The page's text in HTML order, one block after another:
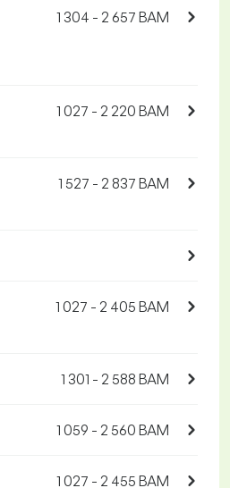
1 304 - 2 657 BAM
1 027 - 2 220 BAM
1 527 - 2 837 BAM
1 027 - 2 405 BAM
1 301 - 2 588 BAM
1 059 - 2 560 BAM
1 027 - 2 455 BAM